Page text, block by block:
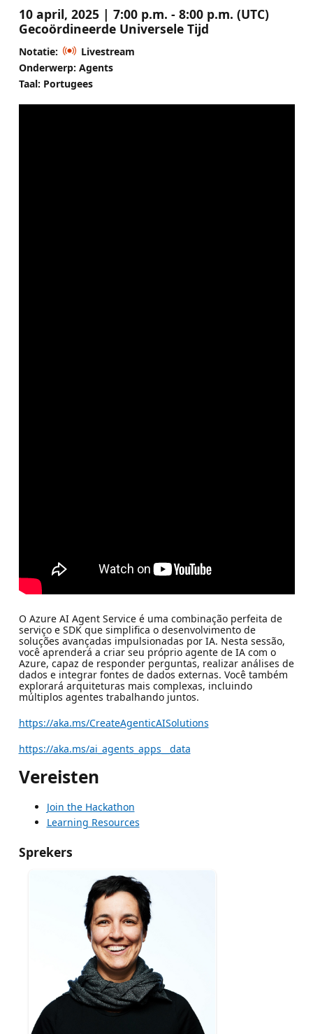
10 april, 2025 | 7:00 p.m. - 8:00 p.m. (UTC)
Gecoördineerde Universele Tijd
Notatie:
Livestream
Onderwerp: Agents
Taal: Portugees
O Azure AI Agent Service é uma combinação perfeita de
serviço e SDK que simplifica o desenvolvimento de
soluções avançadas impulsionadas por IA. Nesta sessão,
você aprenderá a criar seu próprio agente de IA com o
Azure, capaz de responder perguntas, realizar análises de
dados e integrar fontes de dados externas. Você também
explorará arquiteturas mais complexas, incluindo
múltiplos agentes trabalhando juntos.
https://aka.ms/CreateAgenticAISolutions
https://aka.ms/ai_agents_apps__data
Vereisten
Join the Hackathon
Learning Resources
Sprekers